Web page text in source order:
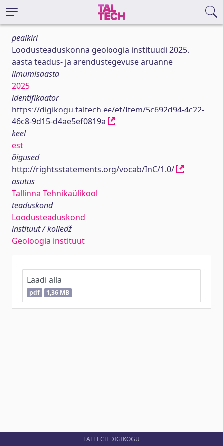
pealkiri
Loodusteaduskonna geoloogia instituudi 2025.
aasta teadus- ja arendustegevuse aruanne
ilmumisaasta
2025
identifikaator
https://digikogu.taltech.ee/et/Item/5c692d94-4c22-
46c8-9d15-d4ae5ef0819a
keel
est
õigused
http://rightsstatements.org/vocab/InC/1.0/
asutus
Tallinna Tehnikaülikool
teaduskond
Loodusteaduskond
instituut / kolledž
Geoloogia instituut
Laadi alla
pdf 1,36 MB
TALTECH DIGIKOGU